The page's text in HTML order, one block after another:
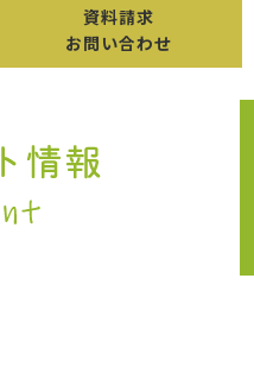
資料請求
お問い合わせ